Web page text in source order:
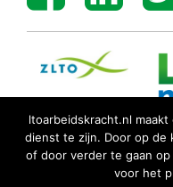
ltoarbeidskracht.nl
dienst te zijn. Door op de
of door verder te gaan
voor het